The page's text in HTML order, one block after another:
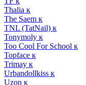
Thalia к
The Saem к
TNL (TatNail) к
Tonymoly к
Too Cool For School к
Topface к
Trimay к
Urbandollkiss к
Uzon к